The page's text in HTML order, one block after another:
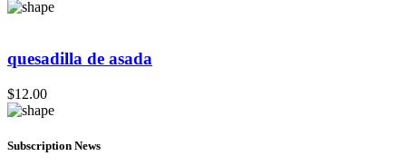
quesadilla de asada
$12.00
Subscription News